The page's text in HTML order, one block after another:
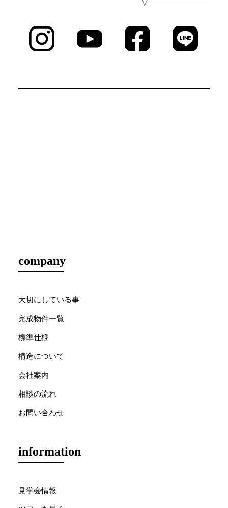
company
大切にしている事
完成物件一覧
標準仕様
構造について
会社案内
相談の流れ
お問い合わせ
information
見学会情報